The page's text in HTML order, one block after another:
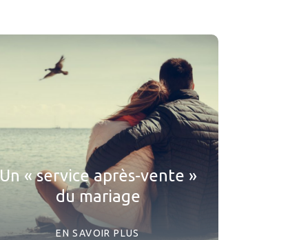
Un « service après-vente »
du mariage
EN SAVOIR PLUS